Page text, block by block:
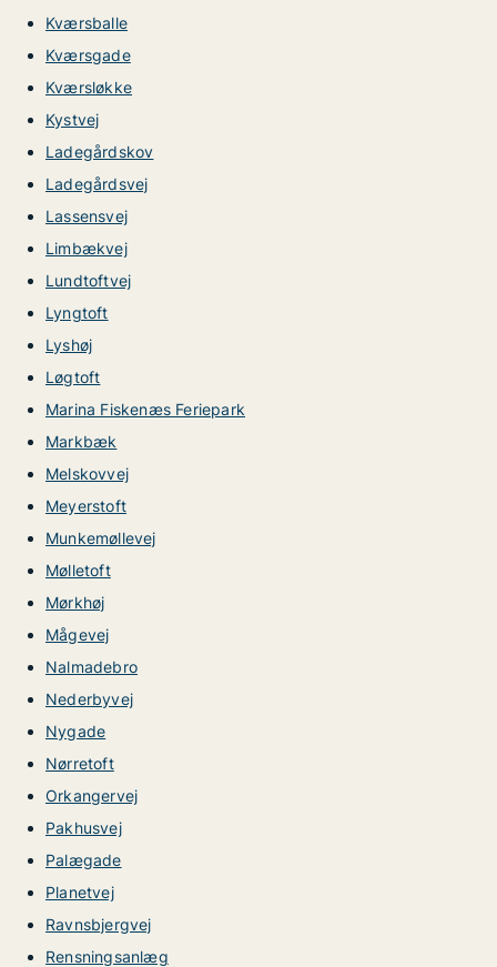
Kværsballe
Kværsgade
Kværsløkke
Kystvej
Ladegårdskov
Ladegårdsvej
Lassensvej
Limbækvej
Lundtoftvej
Lyngtoft
Lyshøj
Løgtoft
Marina Fiskenæs Feriepark
Markbæk
Melskovvej
Meyerstoft
Munkemøllevej
Mølletoft
Mørkhøj
Mågevej
Nalmadebro
Nederbyvej
Nygade
Nørretoft
Orkangervej
Pakhusvej
Palægade
Planetvej
Ravnsbjergvej
Rensningsanlæg